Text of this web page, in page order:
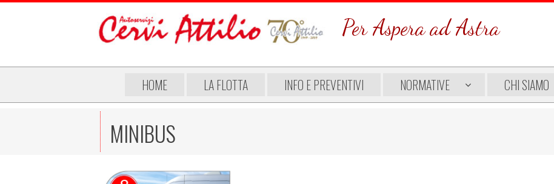
Per Aspera ad Astra
HOME LA FLOTTA INFO E PREVENTIVI NORMATIVE CHI SIAMO
MINIBUS